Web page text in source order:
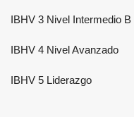
IBHV 3 Nivel Intermedio B
IBHV 4 Nivel Avanzado
IBHV 5 Liderazgo